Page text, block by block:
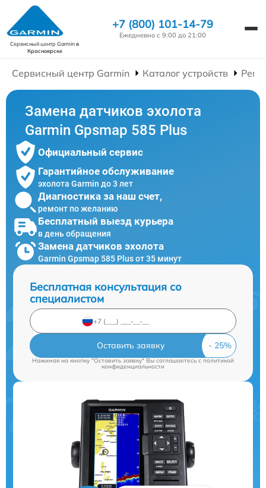
Сервисный центр Garminв
Красноярске
+7 (800) 101-14-79
Ежедневно с 9:00 до 21:00
Сервисный центр Garmin Каталог устройств
Замена датчиков эхолота
Garmin Gpsmap 585 Plus
Официальный сервис
Гарантийное обслуживание
эхолота Garmin до 3 лет
Диагностика за наш счет,
ремонт по желанию
Бесплатный выезд курьера
в день обращения
Замена датчиков эхолота
Garmin Gpsmap 585 Plus от 35 минут
Бесплатная консультация со
специалистом
Оставить заявку
Нажимая на кнопку "Оставить заявку" Вы соглашаетесь cполитикой
конфиденциальности